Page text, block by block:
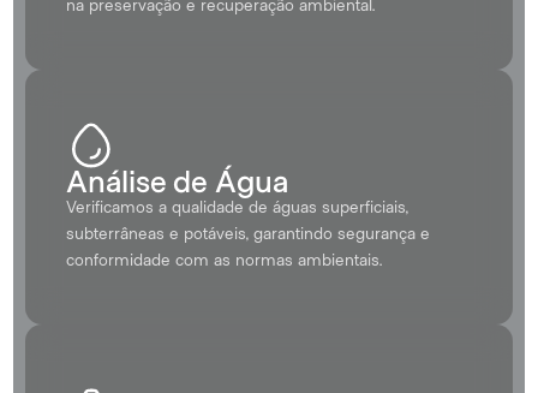
na preservação e recuperação ambiental.
Análise de Água
Verificamos a qualidade de águas superficiais,
subterrâneas e potáveis, garantindo segurança e
conformidade com as normas ambientais.